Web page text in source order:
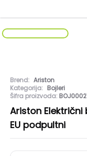
Brend: Ariston
Kategorija: Bojleri
Šifra proizvoda:
Ariston Električni
EU podpultni